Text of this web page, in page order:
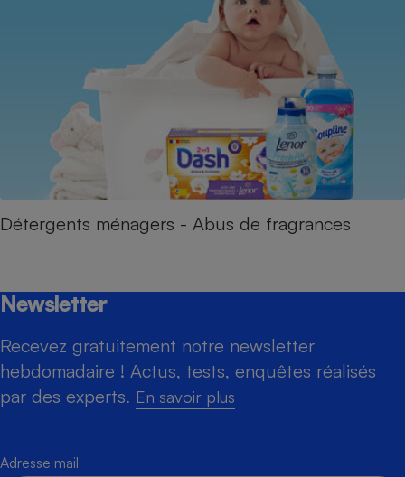
Détergents ménagers - Abus de fragrances
Newsletter
Recevez gratuitement notre newsletter
hebdomadaire ! Actus, tests, enquêtes réalisés
par des experts. En savoir plus
Adresse mail